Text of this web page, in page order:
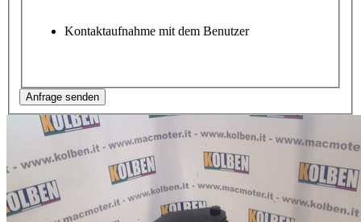
Kontaktaufnahme mit dem Benutzer